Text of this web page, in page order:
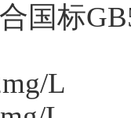
国标
L